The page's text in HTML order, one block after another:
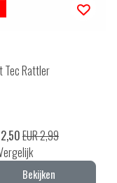
Tec Rattler
EUR 2,99
Bekijken